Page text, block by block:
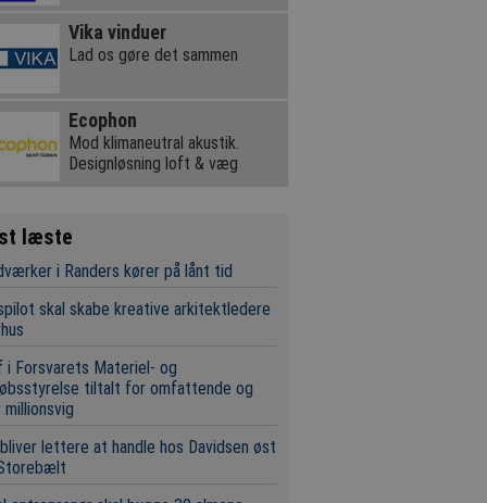
Vika vinduer
Lad os gøre det sammen
Ecophon
Mod klimaneutral akustik.
Designløsning loft & væg
læste
i Randers kører på lånt tid
skal skabe kreative arkitektledere
i Forsvarets Materiel- og
tiltalt for omfattende og
millionsvig
lettere at handle hos Davidsen øst